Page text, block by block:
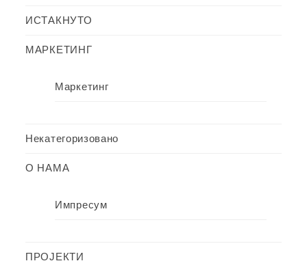
ИСТАКНУТО
МАРКЕТИНГ
Маркетинг
Некатегоризовано
О НАМА
Импресум
ПРОЈЕКТИ